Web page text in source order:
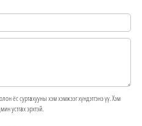
ёс суртахууны хэм хэмжээг хүндэтгэнэ үү. Хэм
устгах эрхтэй.